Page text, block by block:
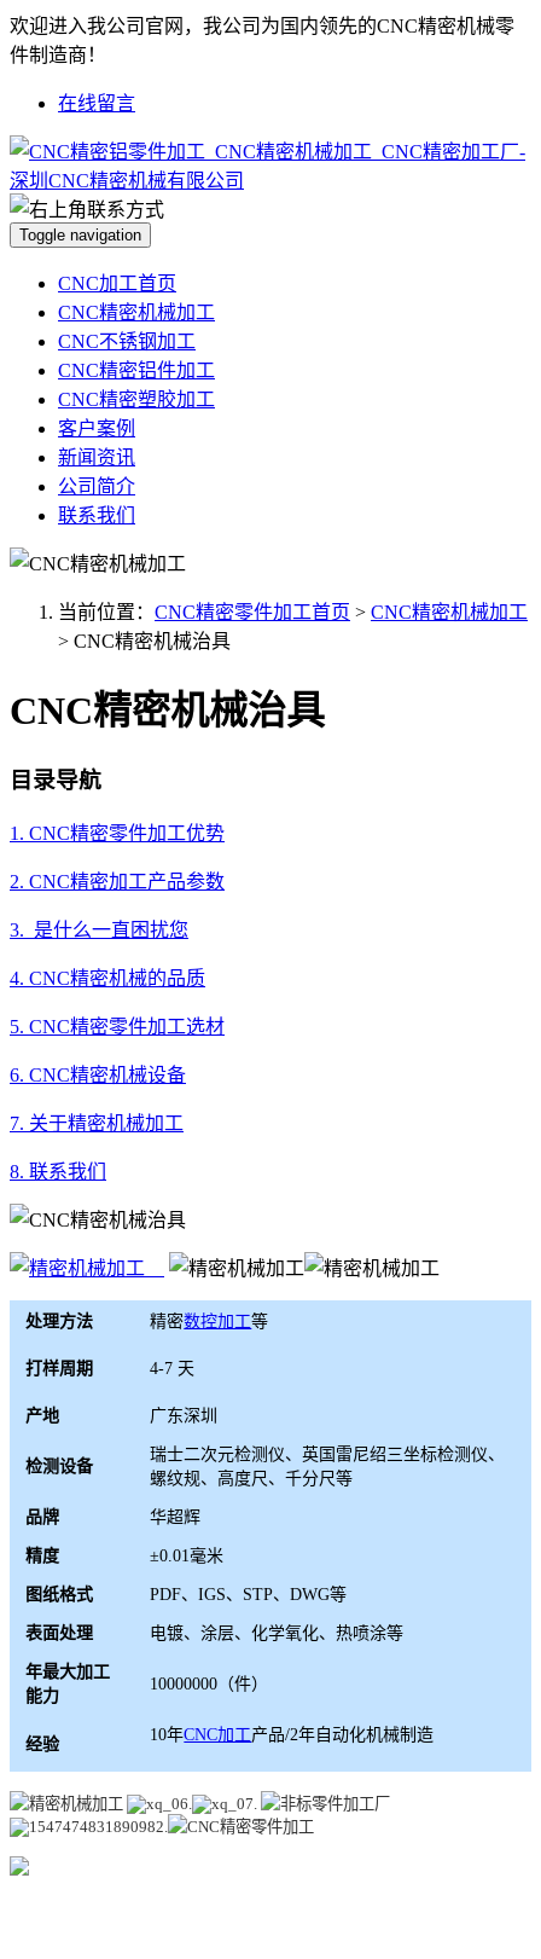
欢迎进入我公司官网，我公司为国内领先的CNC精密机械零
件制造商！
在线留言
Toggle navigation
CNC加工首页
CNC精密机械加工
CNC不锈钢加工
CNC精密铝件加工
CNC精密塑胶加工
客户案例
新闻资讯
公司简介
联系我们
当前位置： CNC精密零件加工首页 > CNC精密机械加工
> CNC精密机械治具
CNC精密机械治具
目录导航
1. CNC精密零件加工优势
2. CNC精密加工产品参数
3. 是什么一直困扰您
4. CNC精密机械的品质
5. CNC精密零件加工选材
6. CNC精密机械设备
7. 关于精密机械加工
8. 联系我们
处理方法 精密数控加工等
打样周期 4-7 天
产地 广东深圳
检测设备
瑞士二次元检测仪、英国雷尼绍三坐标检测仪、
螺纹规、高度尺、千分尺等
品牌 华超辉
精度 ±0.01毫米
图纸格式 PDF、IGS、STP、DWG等
表面处理 电镀、涂层、化学氧化、热喷涂等
年最大加工
能力
10000000（件）
经验
10年CNC加工产品/2年自动化机械制造